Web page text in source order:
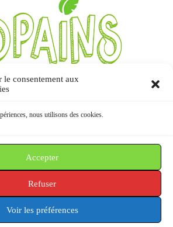
le consentement aux
nous utilisons des cookies.
Accepter
Refuser
Voir les préférences
Informations
légales / RGPD
Générales
Politique de cookies
Plan du site